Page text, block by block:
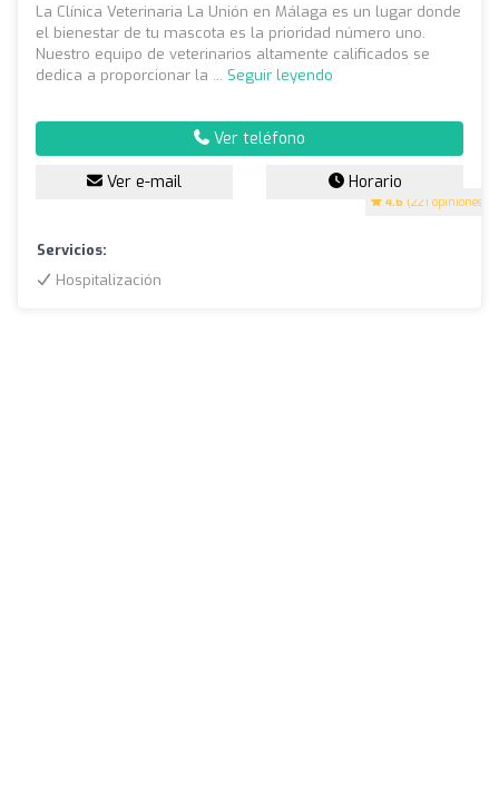
4.6 (221 opiniones)
La Clínica Veterinaria La Unión en Málaga es un lugar donde
el bienestar de tu mascota es la prioridad número uno.
Nuestro equipo de veterinarios altamente calificados se
dedica a proporcionar la ... Seguir leyendo
Ver teléfono
Ver e-mail Horario
Servicios:
Hospitalización